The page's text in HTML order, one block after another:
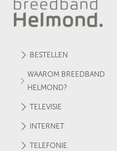
BESTELLEN
WAAROM BREEDBAND
HELMOND?
TELEVISIE
INTERNET
TELEFONIE